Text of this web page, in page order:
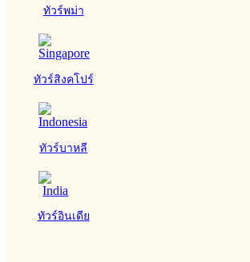
ทัวร์พม่า
ทัวร์สิงคโปร์
ทัวร์บาหลี
ทัวร์อินเดีย